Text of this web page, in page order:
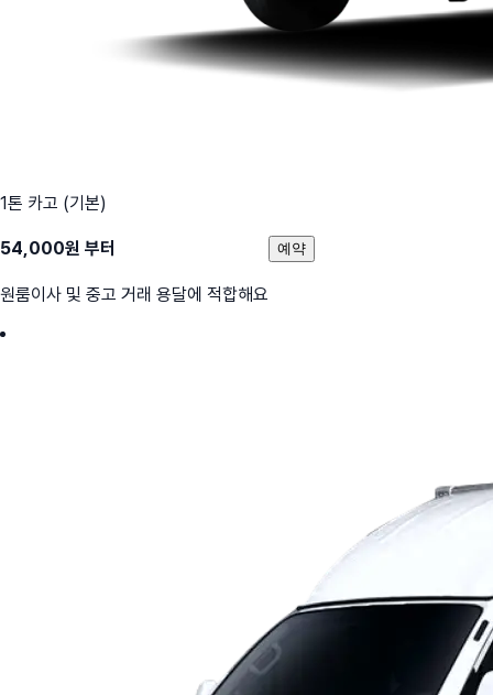
1톤 카고 (기본)
54,000원 부터
원룸이사 및 중고 거래 용달에 적합해요
예약